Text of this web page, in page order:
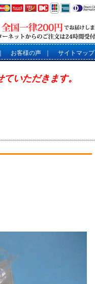
お客様の声 サイトマップ
いただきます。